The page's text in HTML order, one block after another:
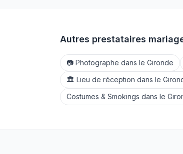
Autres prestataires
📷 Photographe dans le Gironde
🏛️ Lieu de réception dans le
Costumes & Smokings dans le